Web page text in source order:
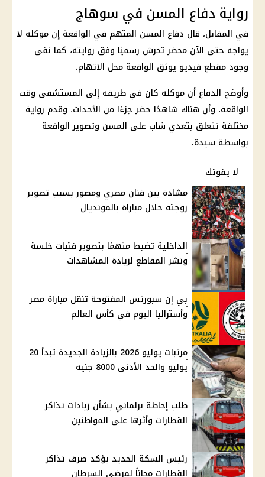
رواية دفاع المسن في سوهاج
في المقابل، قال دفاع المسن المتهم في الواقعة إن موكله لا
يواجه حتى الآن محضر تحرش رسميًا وفق روايته، كما نفى
وجود مقطع فيديو يوثق الواقعة محل الاتهام.
وأوضح الدفاع أن موكله كان في طريقه إلى المستشفى وقت
الواقعة، وأن هناك شاهدًا حضر جزءًا من الأحداث، وقدم رواية
مختلفة تتعلق بتعدي شاب على المسن وتصوير الواقعة
بواسطة سيدة.
لا يفوتك
مشادة بين فنان مصري ومصور بسبب تصوير
زوجته خلال مباراة بالمونديال
الداخلية تضبط متهمًا بتصوير فتيات خلسة
ونشر المقاطع لزيادة المشاهدات
بي إن سبورتس المفتوحة تنقل مباراة مصر
وأستراليا اليوم في كأس العالم
مرتبات يوليو 2026 بالزيادة الجديدة تبدأ 20
يوليو والحد الأدنى 8000 جنيه
طلب إحاطة برلماني بشأن زيادات تذاكر
القطارات وأثرها على المواطنين
رئيس السكة الحديد يؤكد صرف تذاكر
القطارات مجاناً لمرضى السرطان